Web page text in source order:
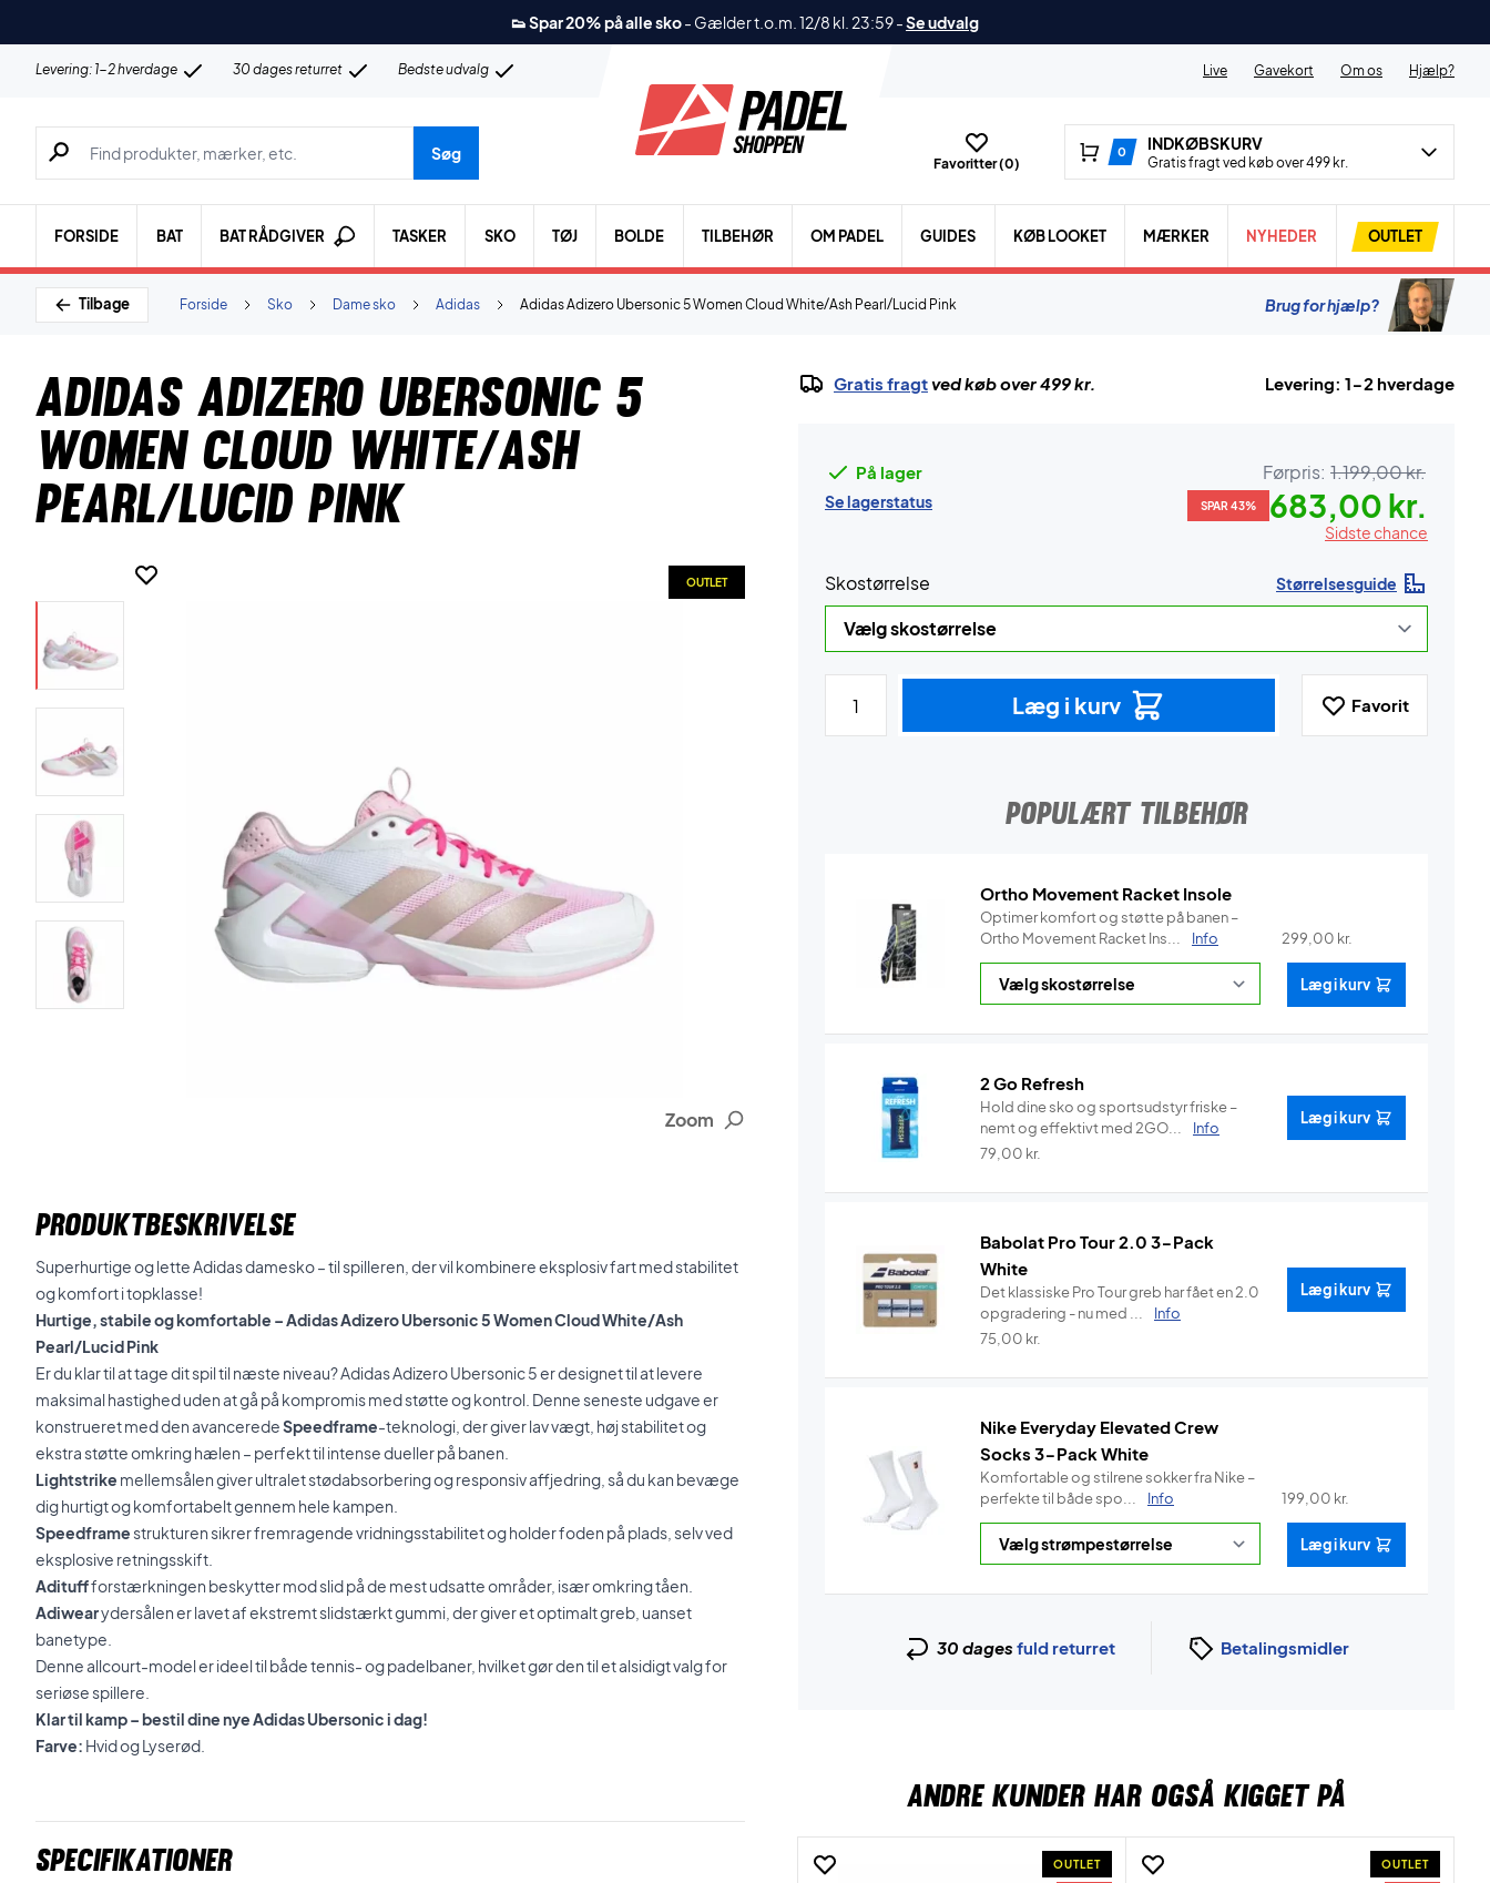
👟 Spar 20% på alle sko- Gælder t.o.m. 12/8 kl. 23:59-Se udvalg
Levering: 1-2 hverdage 30 dages returret Bedste udvalg Live Gavekort Om os Hjælp?
Søg efter produkter, mærker etc.
Søg
Favoritter (0)
0 INDKØBSKURV
Gratis fragt ved køb over 499 kr.
FORSIDE BAT BAT RÅDGIVER TASKER SKO TØJ BOLDE TILBEHØR OM PADEL GUIDES KØB LOOKET MÆRKER NYHEDER OUTLET
Tilbage Adidas Adizero Ubersonic 5 Women Cloud White/Ash Pearl/Lucid Pink
Adidas
Dame sko
Sko
Forside Brug for hjælp?
Adidas Adizero Ubersonic 5
Women Cloud White/Ash
Pearl/Lucid Pink
Zoom
OUTLET
PRODUKTBESKRIVELSE
Superhurtige og lette Adidas damesko – til spilleren, der vil kombinere eksplosiv fart med stabilitet
og komfort i topklasse!
Hurtige, stabile og komfortable – Adidas Adizero Ubersonic 5 Women Cloud White/Ash
Pearl/Lucid Pink
Er du klar til at tage dit spil til næste niveau? Adidas Adizero Ubersonic 5 er designet til at levere
maksimal hastighed uden at gå på kompromis med støtte og kontrol. Denne seneste udgave er
konstrueret med den avanceredeSpeedframe-teknologi, der giver lav vægt, høj stabilitet og
ekstra støtte omkring hælen – perfekt til intense dueller på banen.
Lightstrike mellemsålen giver ultralet stødabsorbering og responsiv affjedring, så du kan bevæge
dig hurtigt og komfortabelt gennem hele kampen.
Speedframe strukturen sikrer fremragende vridningsstabilitet og holder foden på plads, selv ved
eksplosive retningsskift.
Adituffforstærkningen beskytter mod slid på de mest udsatte områder, især omkring tåen.
Adiwearydersålen er lavet af ekstremt slidstærkt gummi, der giver et optimalt greb, uanset
banetype.
Denne allcourt-model er ideel til både tennis- og padelbaner, hvilket gør den til et alsidigt valg for
seriøse spillere.
Klar til kamp – bestil dine nye Adidas Ubersonic i dag!
Farve: Hvid og Lyserød.
Specifikationer
Gratis fragtved køb over 499 kr. Levering: 1-2 hverdage
På lager
Se lagerstatus
Førpris: 1.199,00 kr.
SPAR 43% 683,00 kr.
Sidste chance
Skostørrelse Størrelsesguide
Læg i kurv Favorit
POPULÆRT TILBEHØR
Ortho Movement Racket Insole
Optimer komfort og støtte på banen –
Ortho Movement Racket Ins...
Info 299,00 kr.
Læg i kurv
2 Go Refresh
Hold dine sko og sportsudstyr friske –
nemt og effektivt med 2GO...
Info
79,00 kr.
Læg i kurv
Babolat Pro Tour 2.0 3-Pack
White
Det klassiske Pro Tour greb har fået en 2.0
opgradering - nu med ...
Info
75,00 kr.
Læg i kurv
Nike Everyday Elevated Crew
Socks 3-Pack White
Komfortable og stilrene sokker fra Nike –
perfekte til både spo...
Info 199,00 kr.
Læg i kurv
30 dages fuld returret Betalingsmidler
ANDRE KUNDER HAR OGSÅ KIGGET PÅ
OUTLET OUTLET